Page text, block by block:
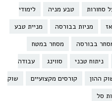
סחורות טבע מניה
לימודי
מניות בבורסה
מניית טבע
בבורסה
מסחר במטח
ניתוח טכני סווינג
עבודה
ההון קורסים מקצועיים
שוק
סל